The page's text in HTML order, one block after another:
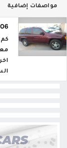
مواصفات إضافية
2006